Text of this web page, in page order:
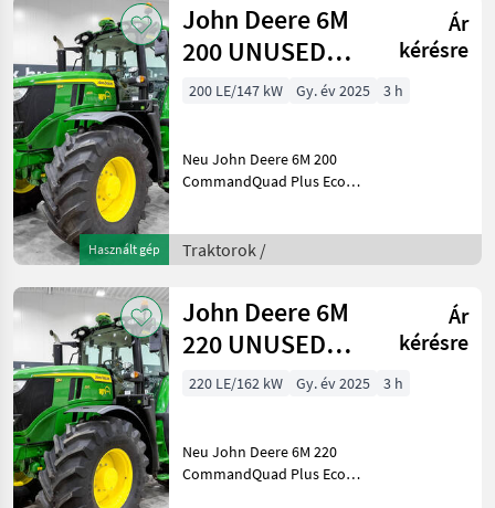
Használt gép
John Deere 6M
200 UNUSED
CommandQuad
40 km/h
Ár
kérésre
200 LE/147 kW Gy. év 2025 3 h
Neu John Deere 6M 200
CommandQuad Plus Eco
SF7500 AutoTrac,
Druckluftbremse, iTEC,
Baujah
Traktorok /
John Deere 6M
220 UNUSED
CommandQuad
40 km/h
Ár
kérésre
220 LE/162 kW Gy. év 2025 3 h
Neu John Deere 6M 220
CommandQuad Plus Eco